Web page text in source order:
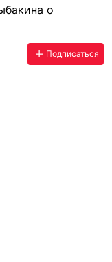
о
Подписаться